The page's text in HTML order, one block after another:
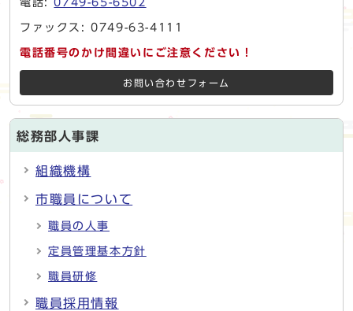
電話:0749-65-6502
ファックス: 0749-63-4111
電話番号のかけ間違いにご注意ください！
お問い合わせフォーム
総務部人事課
組織機構
市職員について
職員の人事
定員管理基本方針
職員研修
職員採用情報